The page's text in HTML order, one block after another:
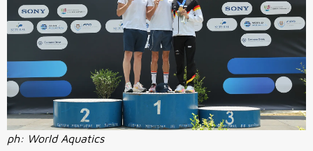
ph: World Aquatics